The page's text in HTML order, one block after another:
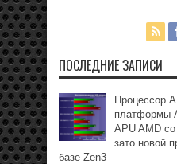
ПОСЛЕДНИЕ ЗАПИСИ
Процессор
платформы
APU AMD
зато новой
базе Zen3